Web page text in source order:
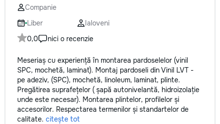
Companie
Liber
Ialoveni
0,0
nici o recenzie
Meseriaș cu experiență în montarea pardoselelor (vinil
SPC, mochetă, laminat). Montaj pardoseli din Vinil LVT -
pe adeziv, (SPC), mochetă, linoleum, laminat, plinte.
Pregătirea suprafețelor ( șapă autonivelantă, hidroizolație
unde este necesar). Montarea plintelor, profilelor și
accesorilor. Respectarea termenilor și standartelor de
calitate. citește tot